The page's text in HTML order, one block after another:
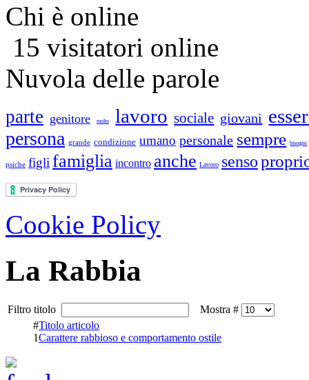
Chi è online
15 visitatori online
Nuvola delle parole
parte genitore molto lavoro sociale giovani
persona grande condizione umano personale sempre bisogno
psiche figli famiglia incontro anche Lavoro senso
Cookie Policy
La Rabbia
Filtro titolo
Mostra #
#Titolo articolo
1Carattere rabbioso e comportamento ostile